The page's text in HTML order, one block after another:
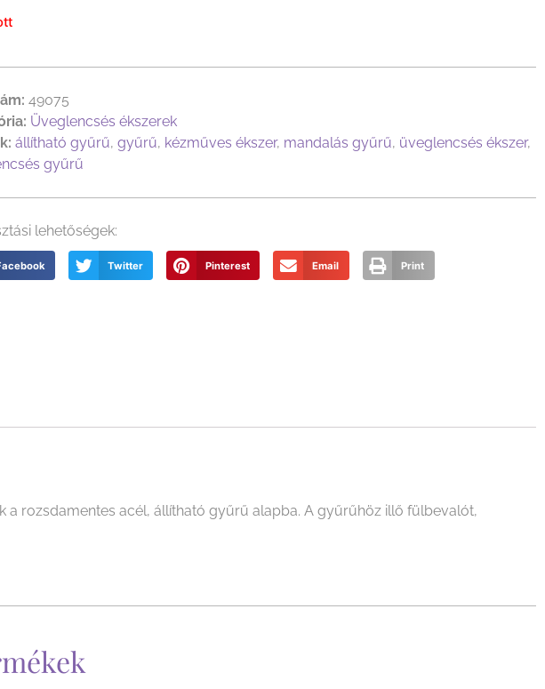
49075
Üveglencsés ékszerek
állítható gyűrű, gyűrű, kézműves ékszer, mandalás gyűrű, üveglencsés ékszer,
gyűrű
lehetőségek:
Twitter Pinterest Email Print
rozsdamentes acél, állítható gyűrű alapba. A gyűrűhöz illő fülbevalót,